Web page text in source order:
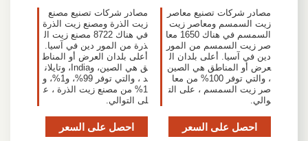
مصادر شركات تصنيع معاصر
زيت السمسم ومعاصر زيت
السمسم في هناك 1650 معا
صر زيت السمسم من المور
دين في آسيا. أعلى بلدان ال
عرض أو المناطق هي الصين
، والتي توفر 100% من معا
صر زيت السمسم ، على الت
والي.
احصل على السعر
مصادر شركات تصنيع مصنع
زيت الذرة ومصنع زيت الذرة
في هناك 8722 مصنع زيت ال
ذرة من المور دين في آسيا.
أعلى بلدان العرض أو المناط
ق هي الصين، وIndia، وتايلان
د ، والتي توفر 99%، و1%، و
1% من مصنع زيت الذرة ، ع
لى التوالي.
احصل على السعر